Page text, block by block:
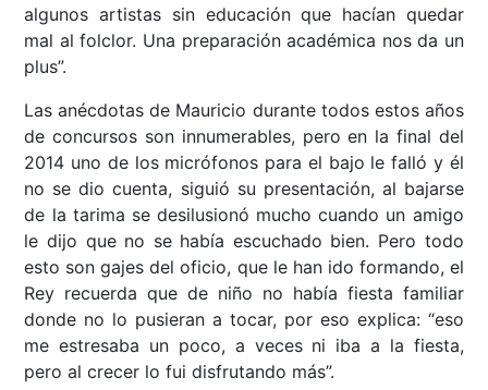
algunos artistas sin educación que hacían quedar
mal al folclor. Una preparación académica nos da un
plus”.
Las anécdotas de Mauricio durante todos estos años
de concursos son innumerables, pero en la final del
2014 uno de los micrófonos para el bajo le falló y él
no se dio cuenta, siguió su presentación, al bajarse
de la tarima se desilusionó mucho cuando un amigo
le dijo que no se había escuchado bien. Pero todo
esto son gajes del oficio, que le han ido formando, el
Rey recuerda que de niño no había fiesta familiar
donde no lo pusieran a tocar, por eso explica: “eso
me estresaba un poco, a veces ni iba a la fiesta,
pero al crecer lo fui disfrutando más”.